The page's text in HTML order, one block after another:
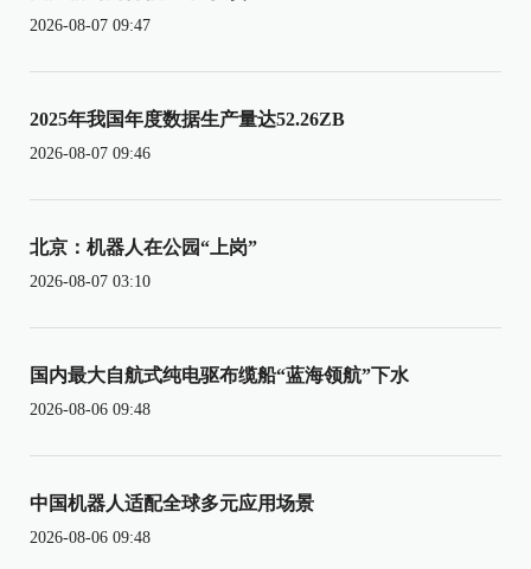
2026-08-07 09:47
2025年我国年度数据生产量达52.26ZB
2026-08-07 09:46
北京：机器人在公园“上岗”
2026-08-07 03:10
国内最大自航式纯电驱布缆船“蓝海领航”下水
2026-08-06 09:48
中国机器人适配全球多元应用场景
2026-08-06 09:48